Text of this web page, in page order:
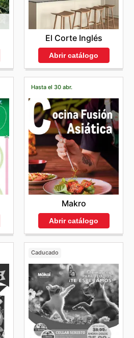
El Corte Inglés
Abrir catálogo
Hasta el 30 abr.
Makro
Abrir catálogo
Caducado